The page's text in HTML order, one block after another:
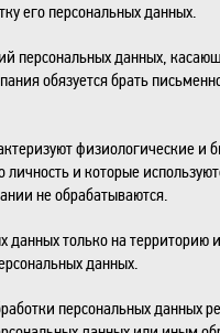
его персональных данных.
персональных данных,
обязуется брать
физиологические и
и которые
не обрабатываются.
данных только на территорию
данных.
персональных данных